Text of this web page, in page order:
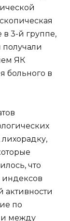
в 3-й группе,
ЯК
больного в
что
индексов
активности
по
и между